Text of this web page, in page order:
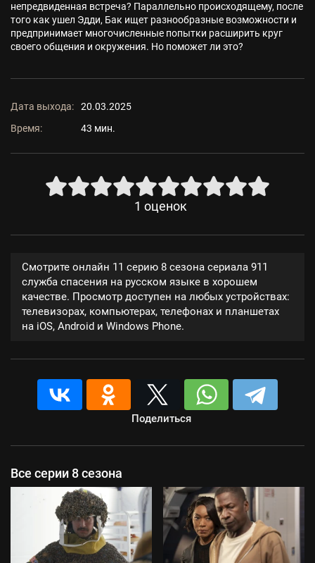
непредвиденная встреча? Параллельно происходящему, после
того как ушел Эдди, Бак ищет разнообразные возможности и
предпринимает многочисленные попытки расширить круг
своего общения и окружения. Но поможет ли это?
Дата выхода:
20.03.2025
Время:
43 мин.
1 оценок
Смотрите онлайн 11 серию 8 сезона сериала 911
служба спасения на русском языке в хорошем
качестве. Просмотр доступен на любых устройствах:
телевизорах, компьютерах, телефонах и планшетах
на iOS, Android и Windows Phone.
Поделиться
Все серии 8 сезона